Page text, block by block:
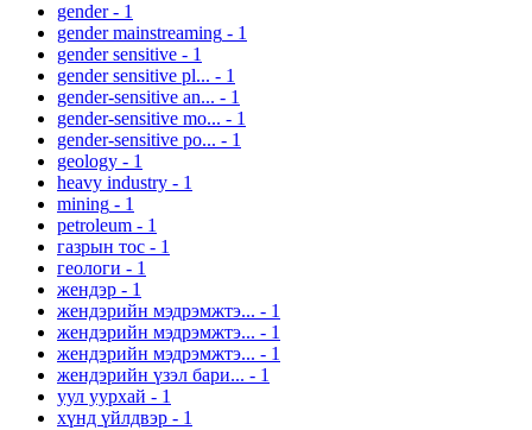
gender - 1
gender mainstreaming - 1
gender sensitive - 1
gender sensitive pl... - 1
gender-sensitive an... - 1
gender-sensitive mo... - 1
gender-sensitive po... - 1
geology - 1
heavy industry - 1
mining - 1
petroleum - 1
газрын тос - 1
геологи - 1
жендэр - 1
жендэрийн мэдрэмжтэ... - 1
жендэрийн мэдрэмжтэ... - 1
жендэрийн мэдрэмжтэ... - 1
жендэрийн үзэл бари... - 1
уул уурхай - 1
хүнд үйлдвэр - 1